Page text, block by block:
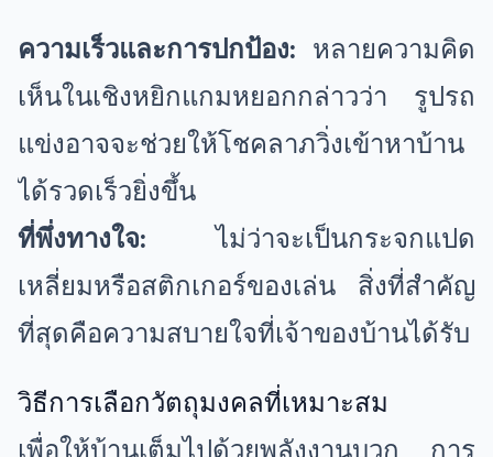
ความเร็วและการปกป้อง: หลายความคิด
เห็นในเชิงหยิกแกมหยอกกล่าวว่า รูปรถ
แข่งอาจจะช่วยให้โชคลาภวิ่งเข้าหาบ้าน
ได้รวดเร็วยิ่งขึ้น
ที่พึ่งทางใจ: ไม่ว่าจะเป็นกระจกแปด
เหลี่ยมหรือสติกเกอร์ของเล่น สิ่งที่สำคัญ
ที่สุดคือความสบายใจที่เจ้าของบ้านได้รับ
วิธีการเลือกวัตถุมงคลที่เหมาะสม
เพื่อให้บ้านเต็มไปด้วยพลังงานบวก การ